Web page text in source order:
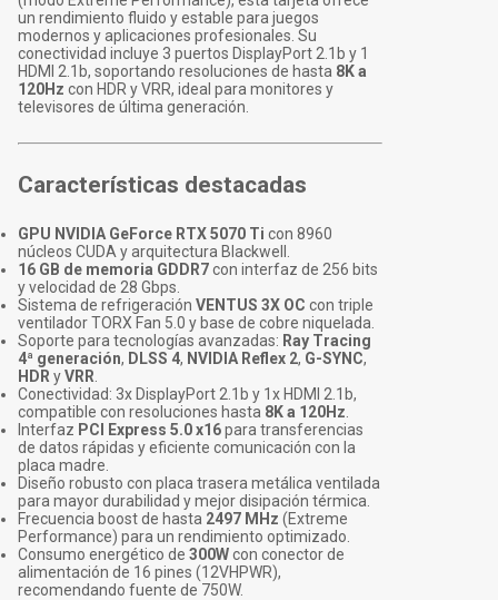
un rendimiento fluido y estable para juegos
modernos y aplicaciones profesionales. Su
conectividad incluye 3 puertos DisplayPort 2.1b y 1
HDMI 2.1b, soportando resoluciones de hasta 8K a
120Hz con HDR y VRR, ideal para monitores y
televisores de última generación.
Características destacadas
GPU NVIDIA GeForce RTX 5070 Ti con 8960
núcleos CUDA y arquitectura Blackwell.
16 GB de memoria GDDR7con interfaz de 256 bits
y velocidad de 28 Gbps.
Sistema de refrigeración VENTUS 3X OC con triple
ventilador TORX Fan 5.0 y base de cobre niquelada.
Soporte para tecnologías avanzadas: Ray Tracing
4ª generación, DLSS 4, NVIDIA Reflex 2, G-SYNC,
HDR yVRR
Conectividad: 3x DisplayPort 2.1b y 1x HDMI 2.1b,
compatible con resoluciones hasta 8K a 120Hz
Interfaz PCI Express 5.0 x16para transferencias
de datos rápidas y eficiente comunicación con la
placa madre.
Diseño robusto con placa trasera metálica ventilada
para mayor durabilidad y mejor disipación térmica.
Frecuencia boost de hasta 2497 MHz (Extreme
Performance) para un rendimiento optimizado.
Consumo energético de 300Wcon conector de
alimentación de 16 pines (12VHPWR),
recomendando fuente de 750W.